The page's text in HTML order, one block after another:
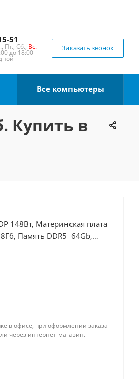
51
Пт., Сб., Вс.
до 18:00
Заказать звонок
Все компьютеры
Купить в
148Вт, Материнская плата
Память DDR5 64Gb,
в офисе, при оформлении заказа
через интернет-магазин.